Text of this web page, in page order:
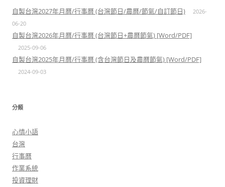
自製台灣2027年月曆/行事曆 (台灣節日/農曆/節氣/自訂節日)
2026-
06-20
自製台灣2026年月曆/行事曆 (台灣節日+農曆節氣) [Word/PDF]
2025-09-06
自製台灣2025年月曆/行事曆 (含台灣節日及農曆節氣) [Word/PDF]
2024-09-03
分類
心情小語
台灣
行事曆
作業系統
投資理財